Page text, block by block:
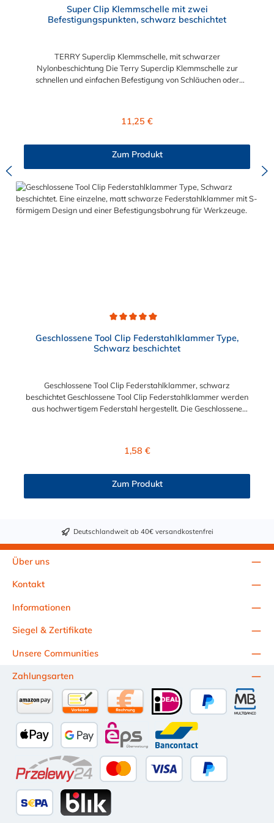
Super Clip Klemmschelle mit zwei
Befestigungspunkten, schwarz beschichtet
TERRY Superclip Klemmschelle, mit schwarzer
Nylonbeschichtung Die Terry Superclip Klemmschelle zur
schnellen und einfachen Befestigung von Schläuchen oder
ermöglichen eine Befestigung von einem schweren Schlauch,
Querschnitte auswählbar.
Regulärer Preis:
11,25 €
Zum Produkt
Geschlossene Tool Clip Federstahlklammer Type,
Schwarz beschichtet
Geschlossene Tool Clip Federstahlklammer, schwarz
beschichtet Geschlossene Tool Clip Federstahlklammer werden
aus hochwertigem Federstahl hergestellt. Die Geschlossene
Ausführung der Federstahlklammer ist unsere beliebteste
erhältlich.
Regulärer Preis:
1,58 €
Zum Produkt
Deutschlandweit ab 40€ versandkostenfrei
Über uns
Kontakt
Informationen
Unsere Communities
Siegel & Zertifikate
Zahlungsarten
Kauf auf Rechnung (10 Tage Netto)
iDEAL
Apple Pay Google Pay eps Bancontact
Przelewy24
Amazon PayVorkasse per Überweisung